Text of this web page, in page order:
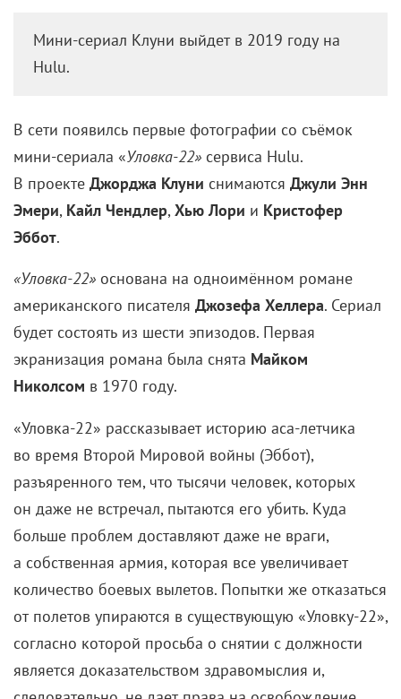
Джордж Лукас стал
богатейшей американской
знаменитостью по версии
Forbes
19 декабря 2018 /КиноРепортер
Его состояние оценивают в 5,4 млрд
долларов.
Создатель мира «Звездных войн», кинорежиссер,
сценарист и продюсерДжордж Лукасстал самой
богатой знаменитостью этого года. По версии
журнала Forbes, который опубликовал список
самых состоятельных людей из шоу-бизнеса